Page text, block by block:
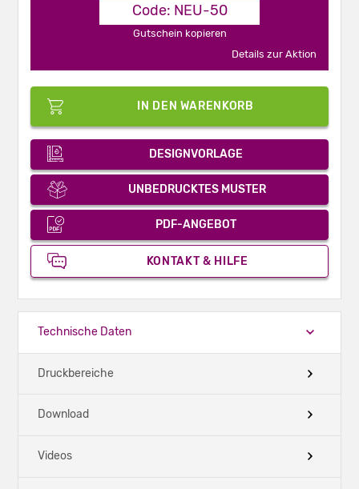
Code: NEU-50
Gutschein kopieren
Details zur Aktion
IN DEN WARENKORB
DESIGNVORLAGE
UNBEDRUCKTES MUSTER
PDF-ANGEBOT
KONTAKT & HILFE
Technische Daten
Druckbereiche
Download
Videos